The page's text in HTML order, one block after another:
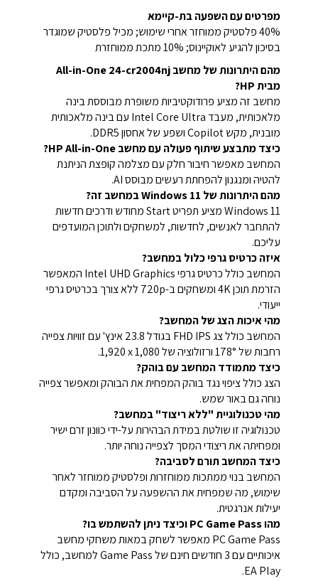
מפרטים עם השפעה בת-קיימא
40% פלסטיק ממוחזר אחרי שימוש; מכיל פלסטיק שמוגדר
בסיכון להגיע לאוקיינוס; 10% מתכת ממוחזרת
מהם היתרונות של מחשב All-in-One 24-cr2004nj
מבית HP?
מחשב זה מציע פרודוקטיביות משופרת מבוססת בינה
מלאכותית, מעבד Intel Core Ultra עם בינה מלאכותית
מובנית, מקש Copilot ושפע של אחסון DDR5.
כיצד מתבצע שיתוף פעולה עם מחשב HP All-in-One?
המחשב מאפשר חיבור חלק עם מצלמה קופצת הניתנת
להטיה ומנגנון להפחתת רעשים מבוסס AI.
מהם היתרונות של Windows 11 במחשב זה?
Windows 11 מציע תפריט Start מחודש ודרכים חדשות
להתחבר לאנשים, לחדשות, למשחקים ולתוכן המועדפים
עליכם.
איזה כרטיס גרפי כלול במחשב?
המחשב כולל כרטיס גרפי Intel UHD Graphics המאפשר
הזרמת תוכן 4K ומשחקים ב-720p ללא צורך בכרטיס גרפי
ייעודי.
מהי איכות הצג של המחשב?
המחשב כולל צג FHD IPS בגודל 23.8 אינץ' עם זוויות צפייה
רחבות של 178° ורזולוציה של ‎1,920 x 1,080.
כיצד מתמודד המחשב עם בוהק?
הצג כולל ציפוי נגד בוהק המפחית את הבוהק ומאפשר צפייה
נוחה גם באור שמש.
מהי טכנולוגיית "ללא ריצוד" במחשב?
טכנולוגיה זו שולטת במידת הבהירות על-ידי כוונון זרם ישיר
ומפחיתה את ריצודי המסך לצפייה נוחה יותר.
כיצד המחשב תורם לסביבה?
המחשב בנוי ממתכות ממוחזרות ופלסטיק ממוחזר לאחר
שימוש, מה שמפחית את ההשפעה על הסביבה ומקדם
יעילות אנרגטית.
מהו PC Game Pass וכיצד ניתן להשתמש בו?
PC Game Pass מאפשר לשחק במאות משחקי מחשב
איכותיים עם 3 חודשים חינם של Game Pass למחשב, כולל
EA Play.